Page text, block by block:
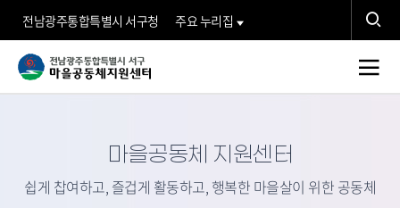
전남광주통합특별시 서구청 주요 누리집
색검
서
마
전
뉴
마을공동체 지원센터
쉽게 찹여하고, 즐겁게 활동하고, 행복한 마을살이 위한 공동체